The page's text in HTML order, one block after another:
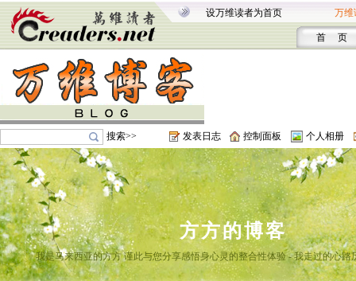
设万维读者为首页 万维
首 页
搜索>> 发表日志 控制面板 个人相册
方方的博客
我是马来西亚的方方 谨此与您分享感悟身心灵的整合性体验 - 我走过的心路